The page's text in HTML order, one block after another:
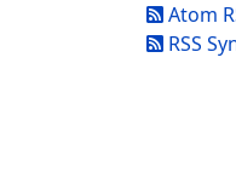
Atom
RSS